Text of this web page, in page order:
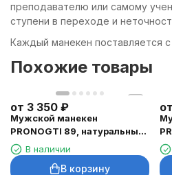
преподавателю или самому
ступени в переходе и
Каждый манекен поставляется
Похожие товары
от 3 350 ₽
Мужской манекен
PRONOGTI 89, натуральные
волосы 20 см, шатен с
бородой
В наличии
В корзину
от